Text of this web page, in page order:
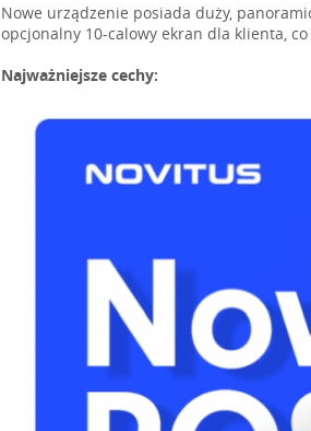
Nowe urządzenie posiada duży,
opcjonalny 10-calowy ekran dla klienta,
Najważniejsze cechy: